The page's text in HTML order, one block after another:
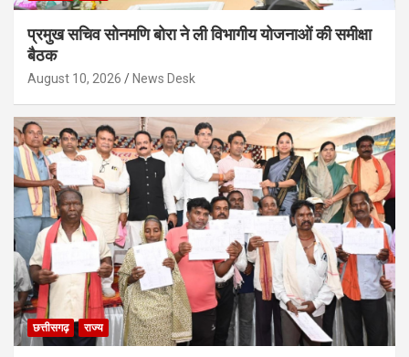
प्रमुख सचिव सोनमणि बोरा ने ली विभागीय योजनाओं की समीक्षा
बैठक
August 10, 2026 News Desk
छत्तीसगढ़ राज्य